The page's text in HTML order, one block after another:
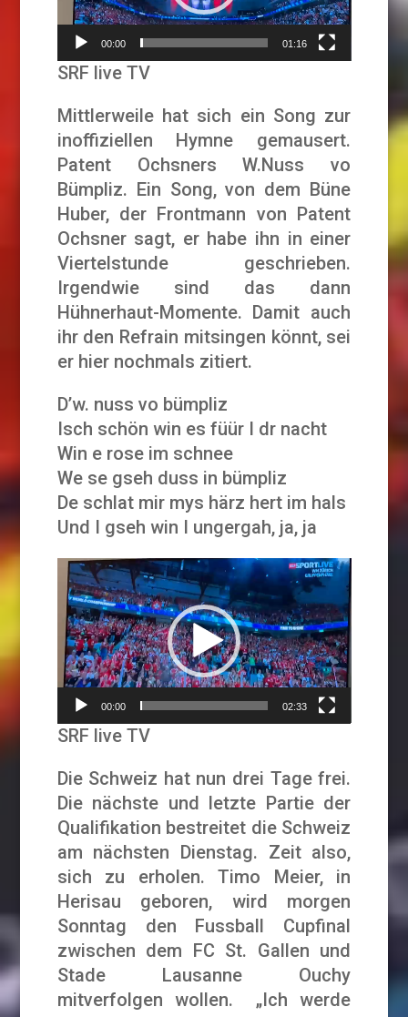
00:00 01:16
SRF live TV
Mittlerweile hat sich ein Song zur
inoffiziellen Hymne gemausert.
Patent Ochsners W.Nuss vo
Bümpliz. Ein Song, von dem Büne
Huber, der Frontmann von Patent
Ochsner sagt, er habe ihn in einer
Viertelstunde geschrieben.
Irgendwie sind das dann
Hühnerhaut-Momente. Damit auch
ihr den Refrain mitsingen könnt, sei
er hier nochmals zitiert.
D’w. nuss vo bümpliz
Isch schön win es füür I dr nacht
Win e rose im schnee
We se gseh duss in bümpliz
De schlat mir mys härz hert im hals
Und I gseh win I ungergah, ja, ja
Video-
Player
00:00 02:33
SRF live TV
Die Schweiz hat nun drei Tage frei.
Die nächste und letzte Partie der
Qualifikation bestreitet die Schweiz
am nächsten Dienstag. Zeit also,
sich zu erholen. Timo Meier, in
Herisau geboren, wird morgen
Sonntag den Fussball Cupfinal
zwischen dem FC St. Gallen und
Stade Lausanne Ouchy
mitverfolgen wollen. „Ich werde